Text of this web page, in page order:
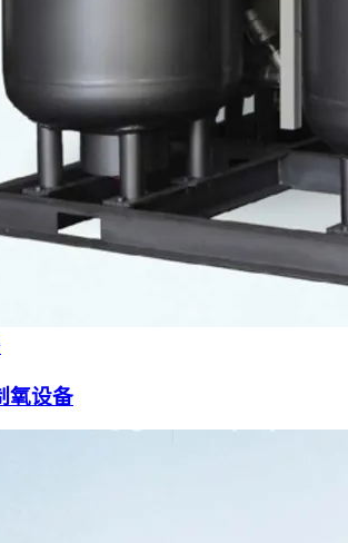
氧设备